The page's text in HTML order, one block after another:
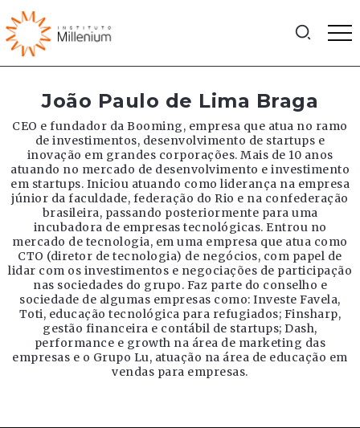
João Paulo de Lima Braga
CEO e fundador da Booming, empresa que atua no ramo
de investimentos, desenvolvimento de startups e
inovação em grandes corporações. Mais de 10 anos
atuando no mercado de desenvolvimento e investimento
em startups. Iniciou atuando como liderança na empresa
júnior da faculdade, federação do Rio e na confederação
brasileira, passando posteriormente para uma
incubadora de empresas tecnológicas. Entrou no
mercado de tecnologia, em uma empresa que atua como
CTO (diretor de tecnologia) de negócios, com papel de
lidar com os investimentos e negociações de participação
nas sociedades do grupo. Faz parte do conselho e
sociedade de algumas empresas como: Investe Favela,
Toti, educação tecnológica para refugiados; Finsharp,
gestão financeira e contábil de startups; Dash,
performance e growth na área de marketing das
empresas e o Grupo Lu, atuação na área de educação em
vendas para empresas.